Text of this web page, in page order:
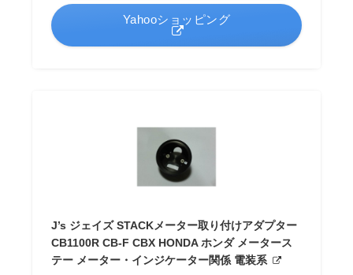
Yahooショッピング
J’s ジェイズ STACKメーター取り付けアダプター
CB1100R CB-F CBX HONDA ホンダ メータース
テー メーター・インジケーター関係 電装系